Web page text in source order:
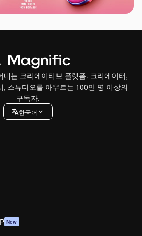
내는 크리에이티브 플랫폼. 크리에이터,
, 스튜디오를 아우르는 100만 명 이상의
구독자.
한국어
New